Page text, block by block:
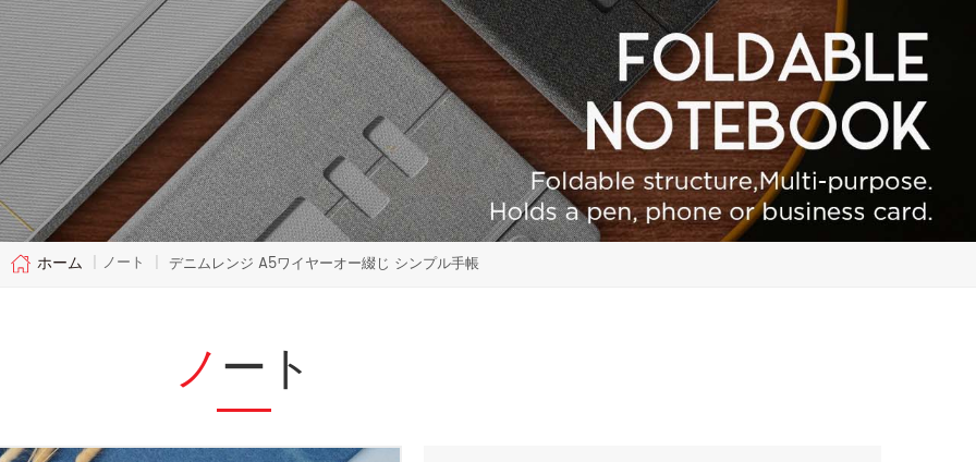
ホーム | ノート | デニムレンジ A5ワイヤーオー綴じ シンプル手帳
ノート